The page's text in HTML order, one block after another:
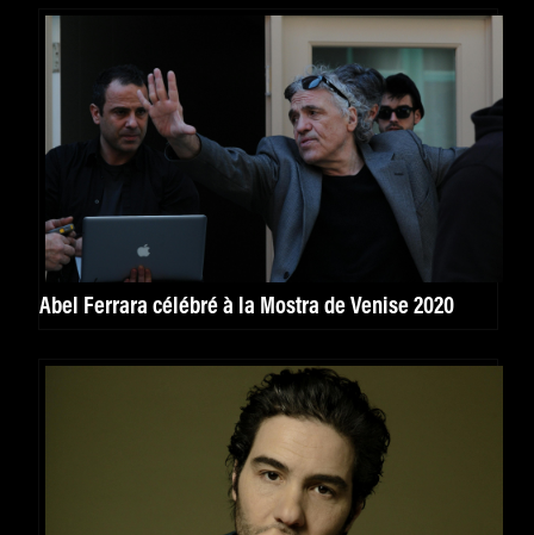
Abel Ferrara célébré à la Mostra de Venise 2020